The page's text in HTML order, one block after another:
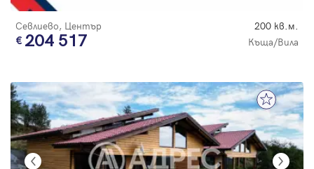
Севлиево, Център 200 кв.м.
204 517 Къща/Вила